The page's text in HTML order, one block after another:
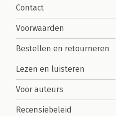
Contact
Voorwaarden
Bestellen en retourneren
Lezen en luisteren
Voor auteurs
Recensiebeleid